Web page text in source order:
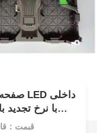
با نرخ تجدید
قیمت：